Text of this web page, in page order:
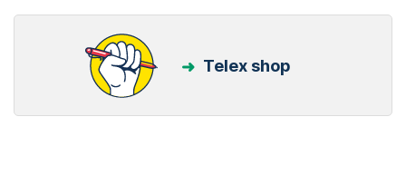
Telex shop